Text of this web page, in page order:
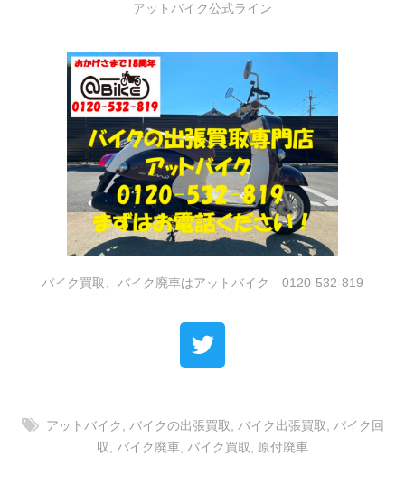
アットバイク公式ライン
バイク買取、バイク廃車はアットバイク 0120-532-819
アットバイク , バイクの出張買取 , バイク出張買取 , バイク回
収 , バイク廃車, バイク買取 , 原付廃車